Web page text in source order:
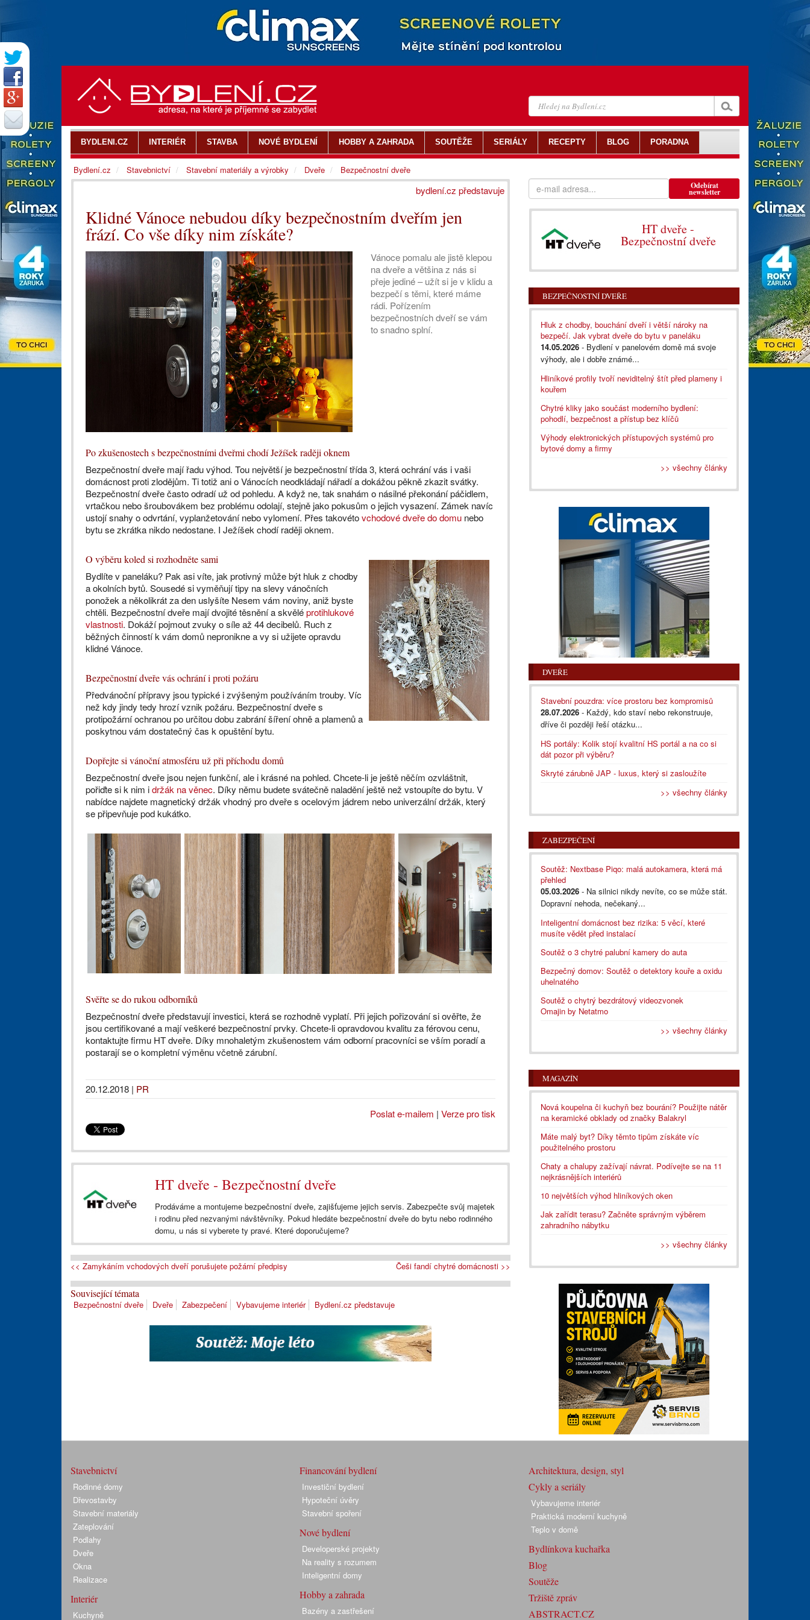
bydlení.cz představuje
Klidné Vánoce nebudou díky bezpečnostním dveřím jen
frází. Co vše díky nim získáte?
Vánoce pomalu ale jistě klepou
na dveře a většina z nás si
přeje jediné – užít si je v klidu a
bezpečí s těmi, které máme
rádi. Pořízením
bezpečnostních dveří se vám
to snadno splní.
Po zkušenostech s bezpečnostními dveřmi chodí Ježíšek raději oknem
Bezpečnostní dveře mají řadu výhod. Tou největší je bezpečnostní třída 3, která ochrání vás i vaši
domácnost proti zlodějům. Ti totiž ani o Vánocích neodkládají nářadí a dokážou pěkně zkazit svátky.
Bezpečnostní dveře často odradí už od pohledu. A když ne, tak snahám o násilné překonání páčidlem,
vrtačkou nebo šroubovákem bez problému odolají, stejně jako pokusům o jejich vysazení. Zámek navíc
ustojí snahy o odvrtání, vyplanžetování nebo vylomení. Přes takovétovchodové dveře do domu nebo
bytu se zkrátka nikdo nedostane. I Ježíšek chodí raději oknem.
O výběru koled si rozhodněte sami
Bydlíte v paneláku? Pak asi víte, jak protivný může být hluk z chodby
a okolních bytů. Sousedé si vyměňují tipy na slevy vánočních
ponožek a několikrát za den uslyšíte Nesem vám noviny, aniž byste
chtěli. Bezpečnostní dveře mají dvojité těsnění a skvěléprotihlukové
vlastnosti. Dokáží pojmout zvuky o síle až 44 decibelů. Ruch z
běžných činností k vám domů nepronikne a vy si užijete opravdu
klidné Vánoce.
Bezpečnostní dveře vás ochrání i proti požáru
Předvánoční přípravy jsou typické i zvýšeným používáním trouby. Víc
než kdy jindy tedy hrozí vznik požáru. Bezpečnostní dveře s
protipožární ochranou po určitou dobu zabrání šíření ohně a plamenů a
poskytnou vám dostatečný čas k opuštění bytu.
Dopřejte si vánoční atmosféru už při příchodu domů
Bezpečnostní dveře jsou nejen funkční, ale i krásné na pohled. Chcete-li je ještě něčím ozvláštnit,
pořiďte si k nim idržák na věnec. Díky němu budete svátečně naladění ještě než vstoupíte do bytu. V
nabídce najdete magnetický držák vhodný pro dveře s ocelovým jádrem nebo univerzální držák, který
se připevňuje pod kukátko.
Svěřte se do rukou odborníků
Bezpečnostní dveře představují investici, která se rozhodně vyplatí. Při jejich pořizování si ověřte, že
jsou certifikované a mají veškeré bezpečnostní prvky. Chcete-li opravdovou kvalitu za férovou cenu,
kontaktujte firmu HT dveře. Díky mnohaletým zkušenostem vám odborní pracovníci se vším poradí a
postarají se o kompletní výměnu včetně zárubní.
20.12.2018 | PR
Poslat e-mailem | Verze pro tisk
HT dveře - Bezpečnostní dveře
Prodáváme a montujeme bezpečnostní dveře, zajišťujeme jejich servis. Zabezpečte svůj majetek
i rodinu před nezvanými návštěvníky. Pokud hledáte bezpečnostní dveře do bytu nebo rodinného
domu, u nás si vyberete ty pravé. Které doporučujeme?
<< Zamykáním vchodových dveří porušujete požární předpisy Češi fandí chytré domácnosti >>
Související témata
Bezpečnostní dveře Dveře Zabezpečení Vybavujeme interiér Bydlení.cz představuje
Odebírat
newsletter
HT dveře -
Bezpečnostní dveře
BEZPEČNOSTNÍ DVEŘE
Hluk z chodby, bouchání dveří i větší nároky na
bezpečí. Jak vybrat dveře do bytu v paneláku
14.05.2026 - Bydlení v panelovém domě má svoje
výhody, ale i dobře známé...
Hliníkové profily tvoří neviditelný štít před plameny i
kouřem
Chytré kliky jako součást moderního bydlení:
pohodlí, bezpečnost a přístup bez klíčů
Výhody elektronických přístupových systémů pro
bytové domy a firmy
>> všechny články
DVEŘE
Stavební pouzdra: více prostoru bez kompromisů
28.07.2026 - Každý, kdo staví nebo rekonstruuje,
dříve či později řeší otázku...
HS portály: Kolik stojí kvalitní HS portál a na co si
dát pozor při výběru?
Skryté zárubně JAP - luxus, který si zasloužíte
>> všechny články
ZABEZPEČENÍ
Soutěž: Nextbase Piqo: malá autokamera, která má
přehled
05.03.2026 - Na silnici nikdy nevíte, co se může stát.
Dopravní nehoda, nečekaný...
Inteligentní domácnost bez rizika: 5 věcí, které
musíte vědět před instalací
Soutěž o 3 chytré palubní kamery do auta
Bezpečný domov: Soutěž o detektory kouře a oxidu
uhelnatého
Soutěž o chytrý bezdrátový videozvonek
Omajin by Netatmo
>> všechny články
MAGAZÍN
Nová koupelna či kuchyň bez bourání? Použijte nátěr
na keramické obklady od značky Balakryl
Máte malý byt? Díky těmto tipům získáte víc
použitelného prostoru
Chaty a chalupy zažívají návrat. Podívejte se na 11
nejkrásnějších interiérů
10 největších výhod hliníkových oken
Jak zařídit terasu? Začněte správným výběrem
zahradního nábytku
>> všechny články
BYDLENI.CZ INTERIÉR STAVBA NOVÉ BYDLENÍ HOBBY A ZAHRADA SOUTĚŽE SERIÁLY RECEPTY BLOG PORADNA
Bydlení.cz Stavebnictví Stavební materiály a výrobky Dveře Bezpečnostní dveře
Stavebnictví
Rodinné domy
Dřevostavby
Stavební materiály
Zateplování
Podlahy
Dveře
Okna
Realizace
Interiér
Kuchyně
Financování bydlení
Investiční bydlení
Hypoteční úvěry
Stavební spoření
Nové bydlení
Developerské projekty
Na reality s rozumem
Inteligentní domy
Hobby a zahrada
Bazény a zastřešení
Architektura, design, styl
Cykly a seriály
Vybavujeme interiér
Praktická moderní kuchyně
Teplo v domě
Bydlínkova kuchařka
Blog
Soutěže
Tržiště zpráv
ABSTRACT.CZ